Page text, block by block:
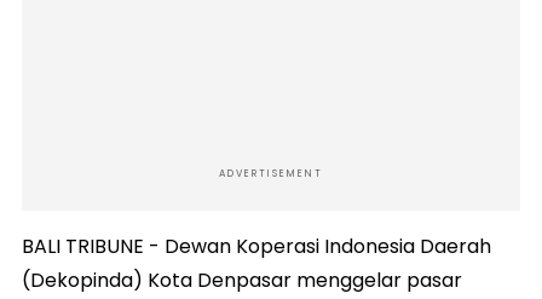
ADVERTISEMENT
BALI TRIBUNE - Dewan Koperasi Indonesia Daerah
(Dekopinda) Kota Denpasar menggelar pasar